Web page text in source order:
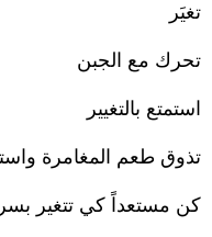
تغيَر
تحرك مع الجبن
استمتع بالتغيير
تذوق طعم المغامرة
كن مستعداً كي تتغير